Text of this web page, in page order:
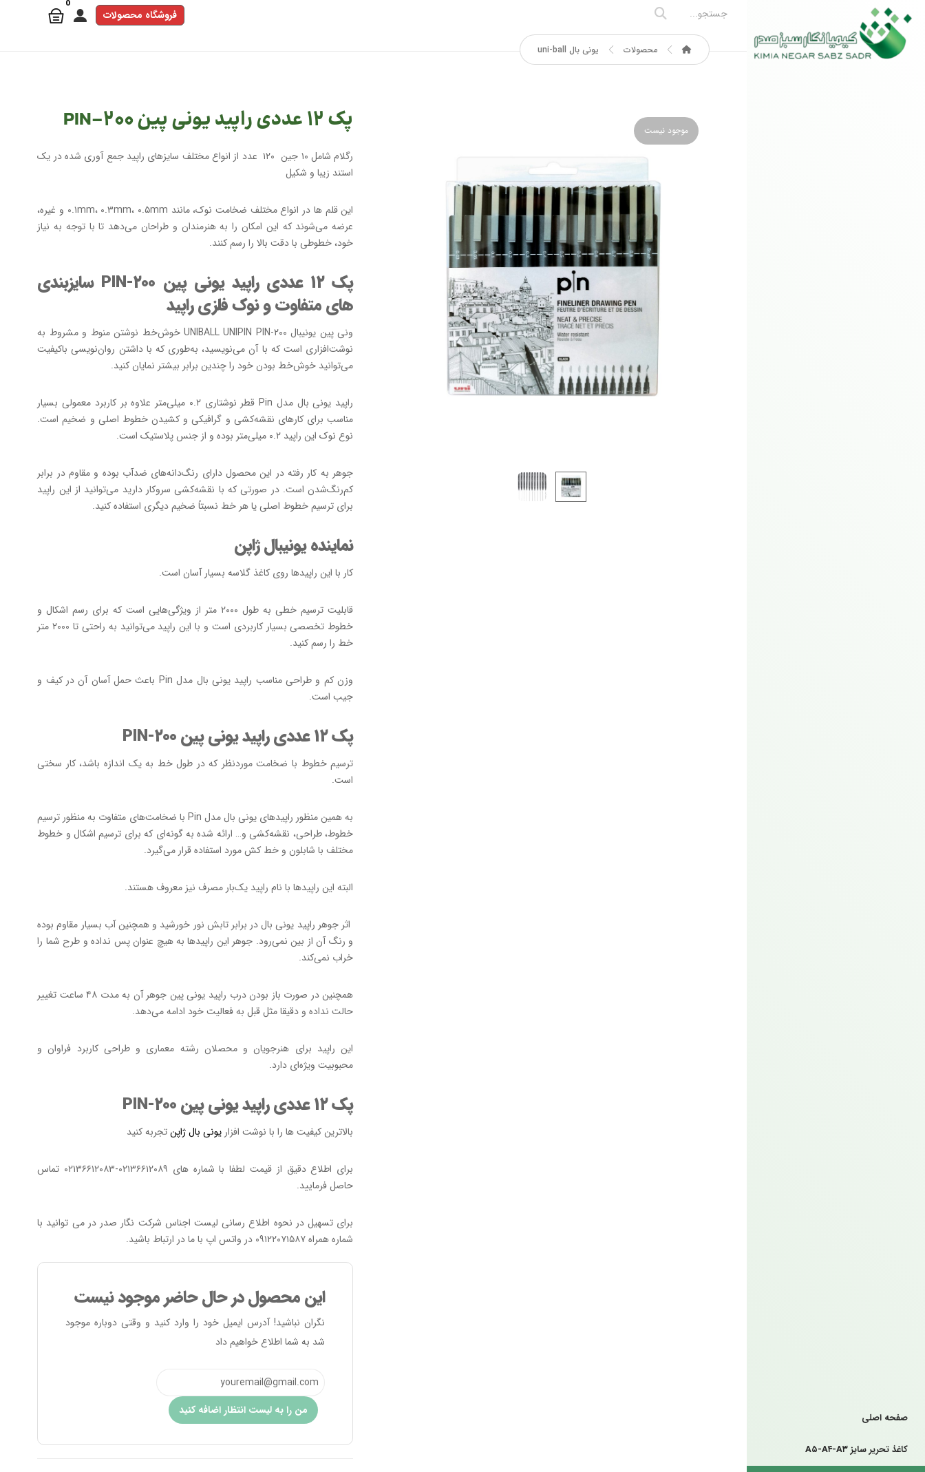
صفحه اصلی
کاغذ تحریر سایز A۵-A۴-A۳
فروشگاه محصولات
محصولات یونی بال uni-ball
موجود نیست پک ۱۲ عددی راپید یونی پین PIN-۲۰۰
رگلام شامل ۱۰ جین ۱۲۰ عدد از انواع مختلف سایزهای راپید جمع آوری شده در یک
استند زیبا و شکیل
این قلم ها در انواع مختلف ضخامت نوک، مانند ۰.۱mm، ۰.۳mm، ۰.۵mm و غیره،
عرضه می‌شوند که این امکان را به هنرمندان و طراحان می‌دهد تا با توجه به نیاز
خود، خطوطی با دقت بالا را رسم کنند.
پک ۱۲ عددی راپید یونی پین PIN-۲۰۰ سایزبندی
های متفاوت و نوک فلزی راپید
ونی پین یونیبال UNIBALL UNIPIN PIN-۲۰۰ خوش‌خط نوشتن منوط و مشروط به
نوشت‌افزاری است که با آن می‌نویسید، به‌طوری که با داشتن روان‌نویسی باکیفیت
می‌توانید خوش‌خط بودن خود را چندین برابر بیشتر نمایان کنید.
راپید یونی بال مدل Pin قطر نوشتاری ۰.۲ میلی‌متر علاوه بر کاربرد معمولی بسیار
مناسب برای کارهای نقشه‌کشی و گرافیکی و کشیدن خطوط اصلی و ضخیم است.
نوع نوک این راپید ۰.۲ میلی‌متر بوده و از جنس پلاستیک است.
جوهر به کار رفته در این محصول دارای رنگ‌دانه‌‌های ضدآب بوده و مقاوم در برابر
کم‌رنگ‌شدن است. در صورتی که با نقشه‌کشی سروکار دارید می‌توانید از این راپید
برای ترسیم خطوط اصلی یا هر خط نسبتاً ضخیم دیگری استفاده کنید.
نماینده یونیبال ژاپن
کار با این راپیدها روی کاغذ گلاسه بسیار آسان است.
قابلیت ترسیم خطی به طول ۲۰۰۰ متر از ویژگی‌هایی است که برای رسم اشکال و
خطوط تخصصی بسیار کاربردی است و با این راپید می‌توانید به راحتی تا ۲۰۰۰ متر
خط را رسم کنید.
وزن کم و طراحی مناسب راپید یونی بال مدل Pin باعث حمل آسان آن در کیف و
جیب است.
پک ۱۲ عددی راپید یونی پین PIN-۲۰۰
ترسیم خطوط با ضخامت موردنظر که در طول خط به یک اندازه باشد، کار سختی
است.
به همین منظور راپیدهای یونی بال مدل
با ضخامت‌های متفاوت به منظور ترسیم
خطوط، طراحی، نقشه‌کشی و… ارائه شدهبه گونه‌ای که برای ترسیم اشکال و خطوط
مختلف با شابلون و خط کش مورد استفاده قرار می‌گیرد.
البته این راپیدها با نام راپید یک‌بار مصرف نیز معروف هستند.
اثر جوهر راپید یونی بال در برابر تابش نور خورشید و همچنین آب بسیار مقاوم بوده
و رنگ آن از بین نمی‌رود. جوهر این راپیدها به هیچ عنوان پس نداده و طرح شما را
خراب نمی‌کند.
همچنین در صورت باز بودن درب راپید یونی پین جوهر آن به مدت ۴۸ ساعت تغییر
حالت نداده و دقیقا مثل قبل به فعالیت خود ادامه می‌دهد.
این راپید برای هنرجویان و محصلان رشته معماری و طراحی کاربرد فراوان و
محبوبیت ویژه‌ای دارد.
پک ۱۲ عددی راپید یونی پین PIN-۲۰۰
بالاترین کیفیت ها را با نوشت افزار یونی بال ژاپنتجربه کنید
برای اطلاع دقیق از قیمت لطفا با شماره های ۰۲۱۳۶۶۱۲۰۸۹-۰۲۱۳۶۶۱۲۰۸۳ تماس
حاصل فرمایید.
برای تسهیل در نحوه اطلاع رسانی لیست اجناس شرکت نگار صدر در می توانید با
شماره همراه ۰۹۱۲۲۰۷۱۵۸۷ در واتس اپ با ما در ارتباط باشید.
این محصول در حال حاضر موجود نیست
نگران نباشید! آدرس ایمیل خود را وارد کنید و وقتی دوباره موجود
شد به شما اطلاع خواهیم داد
من را به لیست انتظار اضافه کنید